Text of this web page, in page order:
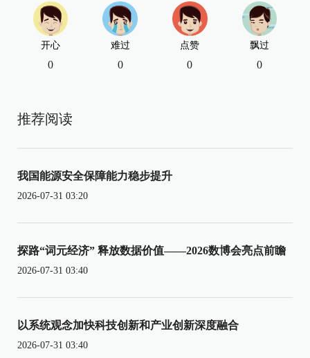
开心
0
难过
0
点赞
0
飘过
0
推荐阅读
我国能源安全保障能力稳步提升
2026-07-31 03:20
探路“词元经济” 释放数据价值——2026数博会亮点前瞻
2026-07-31 03:40
以系统观念加快科技创新和产业创新深度融合
2026-07-31 03:40